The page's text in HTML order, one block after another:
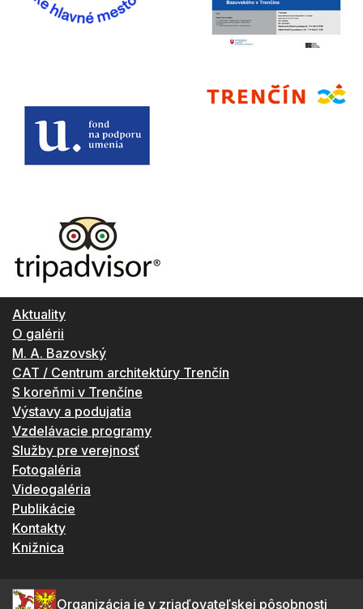
Aktuality
O galérii
M. A. Bazovský
CAT / Centrum architektúry Trenčín
S koreňmi v Trenčíne
Výstavy a podujatia
Vzdelávacie programy
Služby pre verejnosť
Fotogaléria
Videogaléria
Publikácie
Kontakty
Knižnica
Organizácia je v zriaďovateľskej pôsobnosti